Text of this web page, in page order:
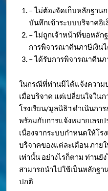
– ไม่ต้องจัดเก็บหลักฐาน
บันทึกเข้าระบบบริจาคอิ
– ไม่ถูกเจ้าหน้าที่ขอหลัก
การพิจารณาคืนภาษีเงิน
– ได้รับการพิจารณาคืนภ
ในกรณีที่ท่านมิได้แจ้งความ
เมื่อบริจาค แต่เปลี่ยนใจใน
โรงเรียน/มูลนิธิฯ ดำเนินกา
พร้อมกับการแจ้งหมายเลข
เนื่องจากระบบกำหนดให้โ
บริจาคของแต่ละเดือน ภาย
เท่านั้น อย่างไรก็ตาม ท่านยั
สามารถนำไปใช้เป็นหลักฐ
ปกติ